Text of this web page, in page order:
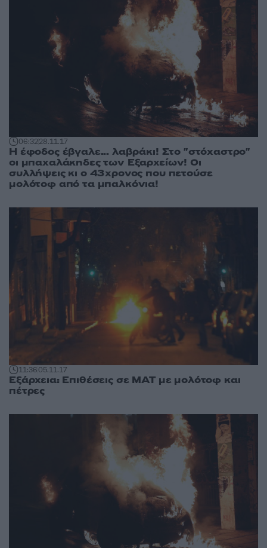
06:3228.11.17
Η έφοδος έβγαλε... λαβράκι! Στο "στόχαστρο"
οι μπαχαλάκηδες των Εξαρχείων! Οι
συλλήψεις κι ο 43χρονος που πετούσε
μολότοφ από τα μπαλκόνια!
11:3605.11.17
Εξάρχεια: Επιθέσεις σε ΜΑΤ με μολότοφ και
πέτρες